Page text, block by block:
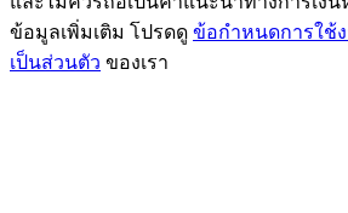
ศูนย์รางวัล
เข้าสู่ระบบลงชื่อ
ข้อมูลเพิ่มเติม โปรดดู ข้อกำหนดการใช้
เป็นส่วนตัว ของเรา